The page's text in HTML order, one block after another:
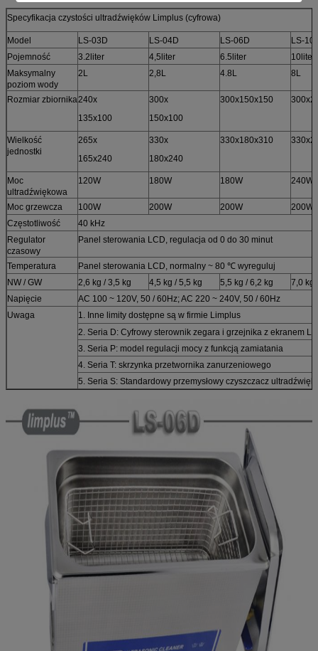
Specyfikacja czystości ultradźwięków Limplus (cyfrowa)
Model LS-03D LS-04D LS-06D
LS-
Pojemność
3.2liter 4,5liter 6.5liter
10liter
Maksymalny
poziom wody
2L 2,8L 4.8L 8L
Rozmiar zbiornika240x
135x100
300x
150x100
300x150x150
Wielkość
jednostki
265x
165x240
330x
180x240
330x180x310
Moc
ultradźwiękowa
120W 180W 180W 240W
Moc grzewcza 100W 200W 200W
200W
Częstotliwość
40 kHz
Regulator
czasowy
Panel sterowania LCD, regulacja od 0 do 30 minut
Temperatura
Panel sterowania LCD, normalny ~ 80 ℃ wyreguluj
NW / GW
2,6 kg / 3,5 kg 4,5 kg / 5,5 kg 5,5 kg / 6,2 kg
7,0 kg
Napięcie
AC 100 ~ 120V, 50 / 60Hz; AC 220 ~ 240V, 50 / 60Hz
Uwaga
1. Inne limity dostępne są w firmie Limplus
2. Seria D: Cyfrowy sterownik zegara i grzejnika z ekranem
3. Seria P: model regulacji mocy z funkcją zamiatania
4. Seria T: skrzynka przetwornika zanurzeniowego
5. Seria S: Standardowy przemysłowy czyszczacz